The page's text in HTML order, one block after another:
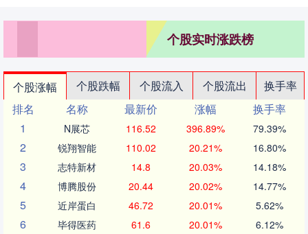
个股实时涨跌榜
个股涨幅 个股跌幅 个股流入 个股流出
换手率
排名
名称 最新价 涨幅
换手率
1
N展芯 116.52 396.89% 79.39%
2 锐翔智能 110.02 20.21% 16.80%
3 志特新材 14.8 20.03% 14.18%
4 博腾股份 20.44 20.02% 14.77%
5 近岸蛋白 46.72 20.01% 5.62%
6 毕得医药 61.6 20.01% 6.12%